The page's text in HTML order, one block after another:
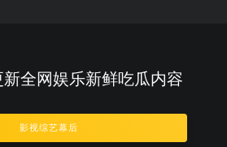
全网娱乐新鲜吃瓜内容
影视综艺幕后